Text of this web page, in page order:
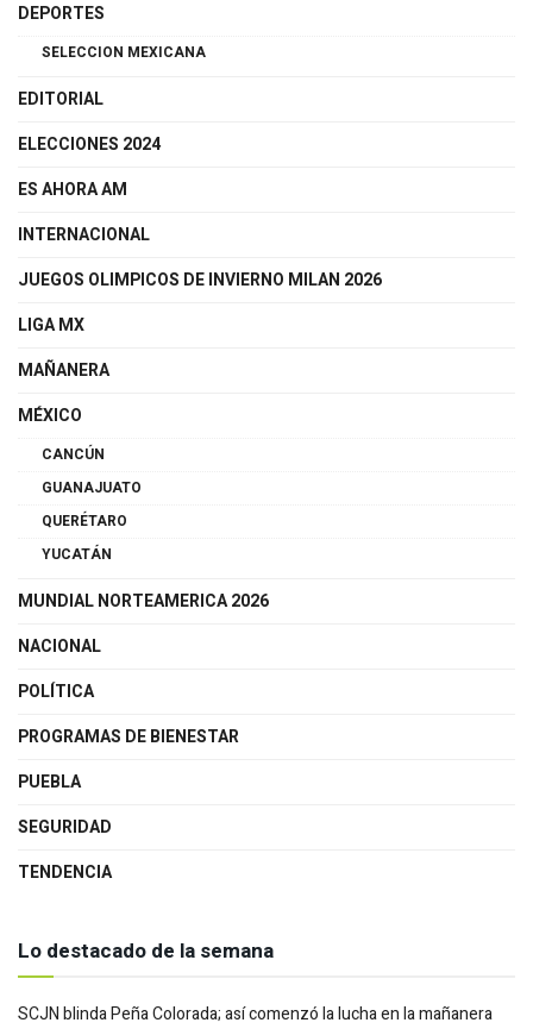
DEPORTES
SELECCION MEXICANA
EDITORIAL
ELECCIONES 2024
ES AHORA AM
INTERNACIONAL
JUEGOS OLIMPICOS DE INVIERNO MILAN 2026
LIGA MX
MAÑANERA
MÉXICO
CANCÚN
GUANAJUATO
QUERÉTARO
YUCATÁN
MUNDIAL NORTEAMERICA 2026
NACIONAL
POLÍTICA
PROGRAMAS DE BIENESTAR
PUEBLA
SEGURIDAD
TENDENCIA
Lo destacado de la semana
SCJN blinda Peña Colorada; así comenzó la lucha en la mañanera